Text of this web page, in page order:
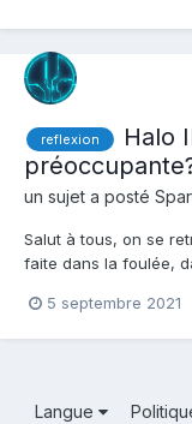
reflexion
Halo
un sujet a posté
Salut à tous, on se
faite dans la foulée,
actuel des choses,
DISCLAIMER: Ce qui
5 septembre 2021
Langue